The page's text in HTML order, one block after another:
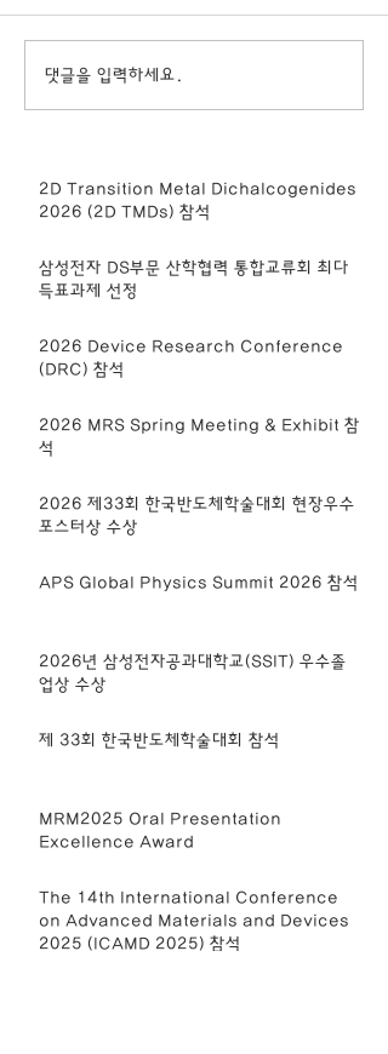
댓글을 입력하세요.
2D Transition Metal Dichalcogenides
2026 (2D TMDs) 참석
삼성전자 DS부문 산학협력 통합교류회 최다
득표과제 선정
2026 Device Research Conference
(DRC) 참석
2026 MRS Spring Meeting & Exhibit 참
석
2026 제33회 한국반도체학술대회 현장우수
포스터상 수상
APS Global Physics Summit 2026 참석
2026년 삼성전자공과대학교(SSIT) 우수졸
업상 수상
제 33회 한국반도체학술대회 참석
MRM2025 Oral Presentation
Excellence Award
The 14th International Conference
on Advanced Materials and Devices
2025 (ICAMD 2025) 참석